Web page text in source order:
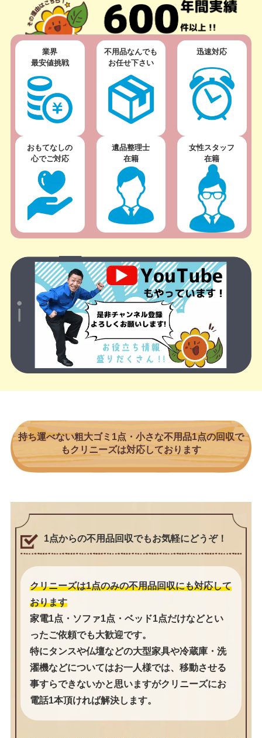
業界
最安値挑戦
不用品なんでも
お任せ下さい
迅速対応
おもてなしの
心でご対応
遺品整理士
在籍
女性スタッフ
在籍
持ち運べない粗大ゴミ1点・小さな不用品1点の回収で
もクリニーズは対応しております
1点からの不用品回収でもお気軽にどうぞ！
クリニーズは1点のみの不用品回収にも対応して
おります
家電1点・ソファ1点・ベッド1点だけなどとい
ったご依頼でも大歓迎です。
特にタンスや仏壇などの大型家具や冷蔵庫・洗
濯機などについてはお一人様では、移動させる
事すらできないかと思いますがクリニーズにお
電話1本頂ければ解決します。